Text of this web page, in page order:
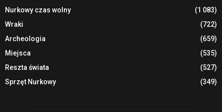
Nurkowy czas wolny
(1 083)
Wraki
(722)
Archeologia
(659)
Miejsca
(535)
Reszta świata
(527)
Sprzęt Nurkowy
(349)